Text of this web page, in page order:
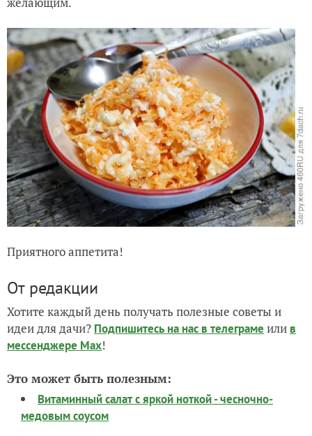
Приятного аппетита!
От редакции
Хотите каждый день получать полезные советы и
идеи для дачи? Подпишитесь на нас в телеграме или в
мессенджере Max!
Это может быть полезным:
Витаминный салат с яркой ноткой - чесночно-
медовым соусом